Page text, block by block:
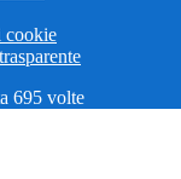
cookie
695 volte